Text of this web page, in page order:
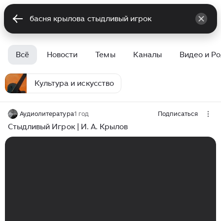
Всё Новости Темы Каналы Видео и
Культура и искусство
Аудиолитература1 год Подписаться
Стыдливый Игрок | И. А. Крылов